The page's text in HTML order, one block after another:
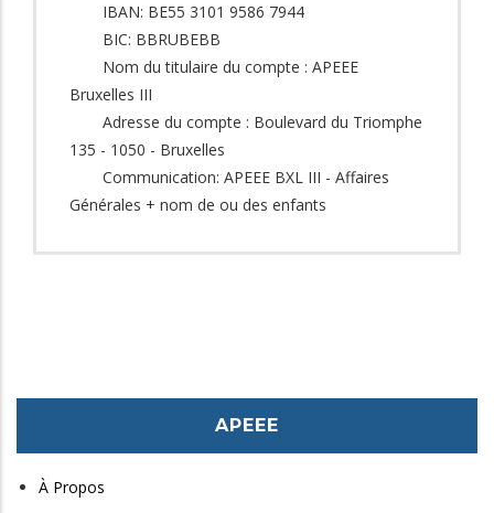
IBAN: BE55 3101 9586 7944
BIC: BBRUBEBB
Nom du titulaire du compte : APEEE
Bruxelles III
Adresse du compte : Boulevard du Triomphe
135 - 1050 - Bruxelles
Communication: APEEE BXL III - Affaires
Générales + nom de ou des enfants
APEEE
À Propos